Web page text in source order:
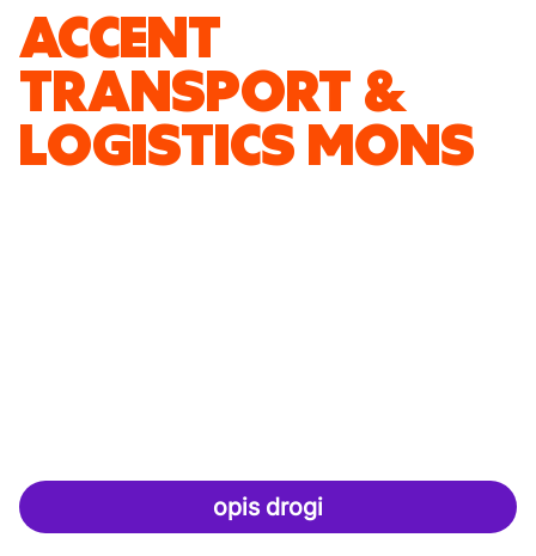
ACCENT
TRANSPORT &
LOGISTICS MONS
opis drogi